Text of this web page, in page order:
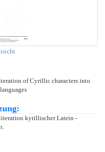
of Cyrillic characters into
kyrillischer Latein -